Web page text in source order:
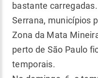
bastante
Serrana, municípios
Zona da Mata
perto de São Paulo
temporais.